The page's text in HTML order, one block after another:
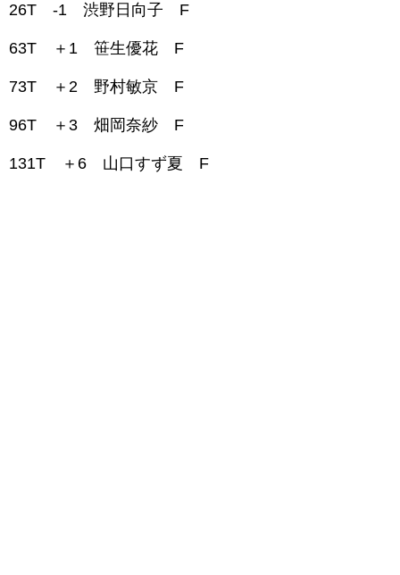
26T -1 渋野日向子 F
63T ＋1 笹生優花 F
73T ＋2 野村敏京 F
96T ＋3 畑岡奈紗 F
131T ＋6 山口すず夏 F